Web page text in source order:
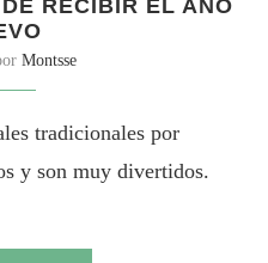
RECIBIR EL AÑO
Montsse
tradicionales por
y son muy divertidos.